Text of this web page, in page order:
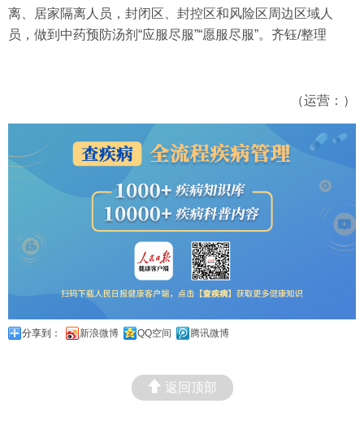
离、居家隔离人员，封闭区、封控区和风险区周边区域人
员，做到中药预防汤剂“应服尽服”“愿服尽服”。齐钰/整理
（运营：）
分享到： 新浪微博 QQ空间 腾讯微博
返回顶部